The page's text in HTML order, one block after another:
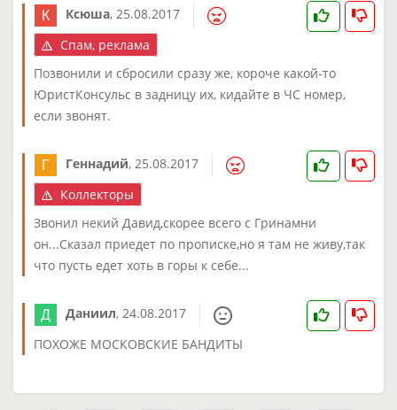
Ксюша, 25.08.2017
Спам, реклама
Позвонили и сбросили сразу же, короче какой-то
ЮристКонсульс в задницу их, кидайте в ЧС номер,
если звонят.
Геннадий, 25.08.2017
Коллекторы
Звонил некий Давид,скорее всего с Гринамни
он...Сказал приедет по прописке,но я там не живу,так
что пусть едет хоть в горы к себе...
Даниил, 24.08.2017
ПОХОЖЕ МОСКОВСКИЕ БАНДИТЫ